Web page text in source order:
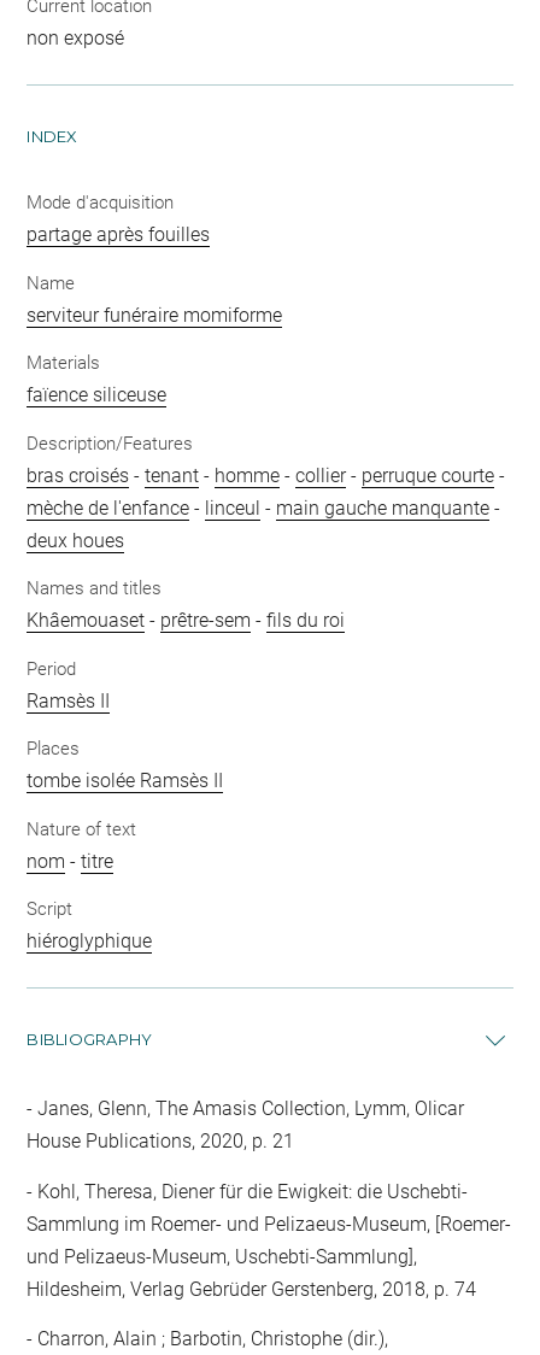
Current location
non exposé
INDEX
Mode d'acquisition
partage après fouilles
Name
serviteur funéraire momiforme
Materials
faïence siliceuse
Description/Features
bras croisés -tenant - homme -collier- perruque courte -
mèche de l'enfance - linceul - main gauche manquante -
deux houes
Names and titles
Khâemouaset - prêtre-sem -fils du roi
Period
Ramsès II
Places
tombe isolée Ramsès II
Nature of text
nom -titre
Script
hiéroglyphique
BIBLIOGRAPHY
Janes, Glenn, The Amasis Collection, Lymm, Olicar
House Publications, 2020, p. 21
Kohl, Theresa, Diener für die Ewigkeit: die Uschebti-
Sammlung im Roemer- und Pelizaeus-Museum, [Roemer-
und Pelizaeus-Museum, Uschebti-Sammlung],
Hildesheim, Verlag Gebrüder Gerstenberg, 2018, p. 74
Charron, Alain ; Barbotin, Christophe (dir.),